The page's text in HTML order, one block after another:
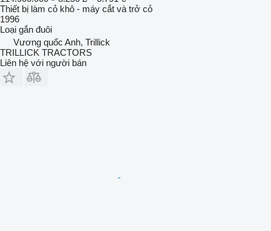
Thiết bị làm cỏ khô - máy cắt và trở cỏ
1996
Loại gắn đuôi
Vương quốc Anh, Trillick
TRILLICK TRACTORS
Liên hệ với người bán